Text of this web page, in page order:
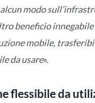
modo
beneficio innegabile
mobile,
da usare».
flessibile da